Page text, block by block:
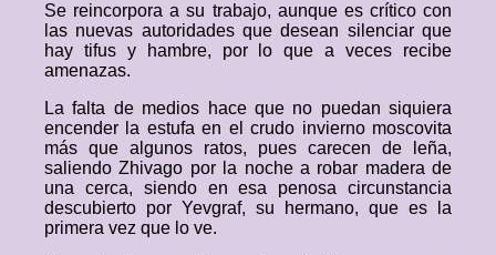
Se reincorpora a su trabajo, aunque es crítico con
las nuevas autoridades que desean silenciar que
hay tifus y hambre, por lo que a veces recibe
amenazas.
La falta de medios hace que no puedan siquiera
encender la estufa en el crudo invierno moscovita
más que algunos ratos, pues carecen de leña,
saliendo Zhivago por la noche a robar madera de
una cerca, siendo en esa penosa circunstancia
descubierto por Yevgraf, su hermano, que es la
primera vez que lo ve.